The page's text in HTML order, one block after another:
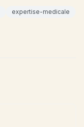
expertise-medicale